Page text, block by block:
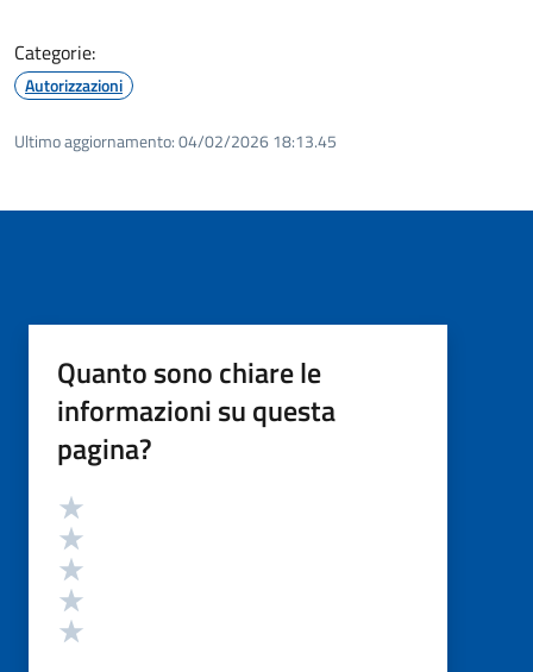
Categorie:
Autorizzazioni
Ultimo aggiornamento:04/02/2026 18:13.45
Quanto sono chiare le
informazioni su questa
pagina?
Valutazione